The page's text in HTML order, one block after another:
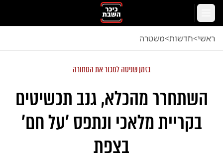
דלג לתוכן הראשי
ראשי<חדשות<משטרה
בזמן שניסה למכור את הסחורה
השתחרר מהכלא, גנב תכשיטים
בקריית מלאכי ונתפס 'על חם'
בצפת